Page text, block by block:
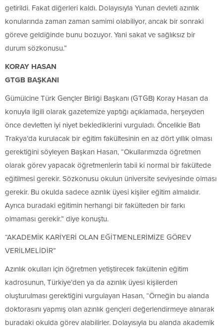
getirildi. Fakat diğerleri kaldı. Dolayısıyla Yunan devleti azınlık
konularında zaman zaman samimi olabiliyor, ancak bir sonraki
göreve geldiğinde bunu bozuyor. Yani sakat ve sağlıksız bir
durum sözkonusu.”
KORAY HASAN
GTGB BAŞKANI
Gümülcine Türk Gençler Birliği Başkanı (GTGB) Koray Hasan da
konuyla ilgili olarak gazetemize yaptığı açıklamada, herşeyden
önce devletten iyi niyet beklediklerini vurguladı. Öncelikle Batı
Trakya’da kurulacak bir eğitim fakültesinin en az dört yıllık olması
gerektiğini söyleyen Başkan Hasan, “Okullarımızda öğretmen
olarak görev yapacak öğretmenlerin tabii ki normal bir fakültede
eğitilmesi gerekir. Sözkonusu okulun üniversite seviyesinde olması
gerekir. Bu okulda sadece azınlık üyesi kişiler eğitim almalıdır.
Ayrıca buradaki eğitimin herhangi bir fakülteden bir farkı
olmaması gerekir.” diye konuştu.
“AKADEMİK KARİYERİ OLAN EĞİTMENLERİMİZE GÖREV
VERİLMELİDİR”
Azınlık okulları için öğretmen yetiştirecek fakültenin eğitim
kadrosunun, Türkiye’den ya da azınlık üyesi kişilerden
oluşturulması gerektiğini vurgulayan Hasan, “Örneğin bu alanda
doktorasını yapmış olan azınlık gençleri değerlendirmeye alınarak
buradaki okulda görev alabilirler. Dolayısıyla bu alanda akademik